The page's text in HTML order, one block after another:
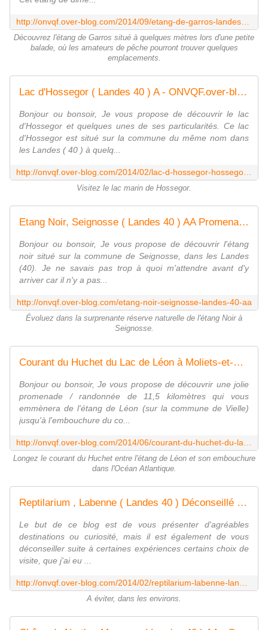
Découvrez l'étang de Garros situé à quelques mètres lors d'une petite
balade, où les amateurs de pêche pourront trouver quelques
emplacements.
Lac d'Hossegor ( Landes 40 ) A - ONVQF.over-blog.com
Bonjour ou bonsoir, Je vous propose de découvrir le lac
d'Hossegor et quelques unes de ses particularités. Ce lac
d'Hossegor est situé sur la commune du même nom dans
les Landes ( 40 ) à quelq...
Visitez le lac marin de Hossegor.
Etang Noir, Seignosse ( Landes 40 ) AA Promenade - ONVQF.over-blog.com
Bonjour ou bonsoir, Je vous propose de découvrir l'étang
noir situé sur la commune de Seignosse, dans les Landes
(40). Je ne savais pas trop à quoi m'attendre avant d'y
arriver car il n'y a pas...
http://onvqf.over-blog.com/etang-noir-seignosse-landes-40-aa
Évoluez dans la surprenante réserve naturelle de l'étang Noir à
Seignosse.
Courant du Huchet du Lac de Léon à Moliets-et-Maâ ( Landes 40 ) AA Balade / Rando - ONVQF.over-blog.com
Bonjour ou bonsoir, Je vous propose de découvrir une jolie
promenade / randonnée de 11,5 kilomètres qui vous
emmènera de l'étang de Léon (sur la commune de Vielle)
jusqu'à l'embouchure du co...
Longez le courant du Huchet entre l'étang de Léon et son embouchure
dans l'Océan Atlantique.
Reptilarium , Labenne ( Landes 40 ) Déconseillé - ONVQF.over-blog.com
Le but de ce blog est de vous présenter d'agréables
destinations ou curiosité, mais il est également de vous
déconseiller suite à certaines expériences certains choix de
visite, que j'ai eu ...
A éviter, dans les environs.